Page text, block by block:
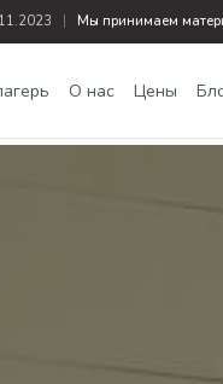
Мы принимаем
О нас Цены